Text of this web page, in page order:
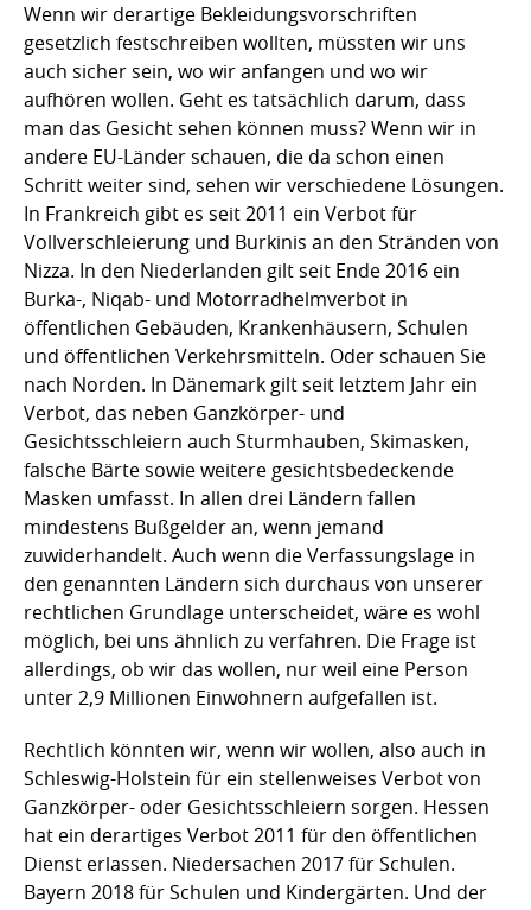
Wenn wir derartige Bekleidungsvorschriften
gesetzlich festschreiben wollten, müssten wir uns
auch sicher sein, wo wir anfangen und wo wir
aufhören wollen. Geht es tatsächlich darum, dass
man das Gesicht sehen können muss? Wenn wir in
andere EU-Länder schauen, die da schon einen
Schritt weiter sind, sehen wir verschiedene Lösungen.
In Frankreich gibt es seit 2011 ein Verbot für
Vollverschleierung und Burkinis an den Stränden von
Nizza. In den Niederlanden gilt seit Ende 2016 ein
Burka-, Niqab- und Motorradhelmverbot in
öffentlichen Gebäuden, Krankenhäusern, Schulen
und öffentlichen Verkehrsmitteln. Oder schauen Sie
nach Norden. In Dänemark gilt seit letztem Jahr ein
Verbot, das neben Ganzkörper- und
Gesichtsschleiern auch Sturmhauben, Skimasken,
falsche Bärte sowie weitere gesichtsbedeckende
Masken umfasst. In allen drei Ländern fallen
mindestens Bußgelder an, wenn jemand
zuwiderhandelt. Auch wenn die Verfassungslage in
den genannten Ländern sich durchaus von unserer
rechtlichen Grundlage unterscheidet, wäre es wohl
möglich, bei uns ähnlich zu verfahren. Die Frage ist
allerdings, ob wir das wollen, nur weil eine Person
unter 2,9 Millionen Einwohnern aufgefallen ist.
Rechtlich könnten wir, wenn wir wollen, also auch in
Schleswig-Holstein für ein stellenweises Verbot von
Ganzkörper- oder Gesichtsschleiern sorgen. Hessen
hat ein derartiges Verbot 2011 für den öffentlichen
Dienst erlassen. Niedersachen 2017 für Schulen.
Bayern 2018 für Schulen und Kindergärten. Und der